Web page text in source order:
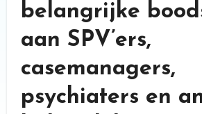
belangrijke
aan SPV’ers,
casemanagers,
psychiaters en